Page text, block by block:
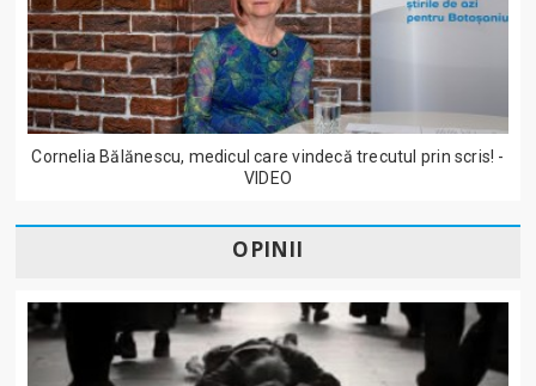
Cornelia Bălănescu, medicul care vindecă trecutul prin scris! -
VIDEO
OPINII